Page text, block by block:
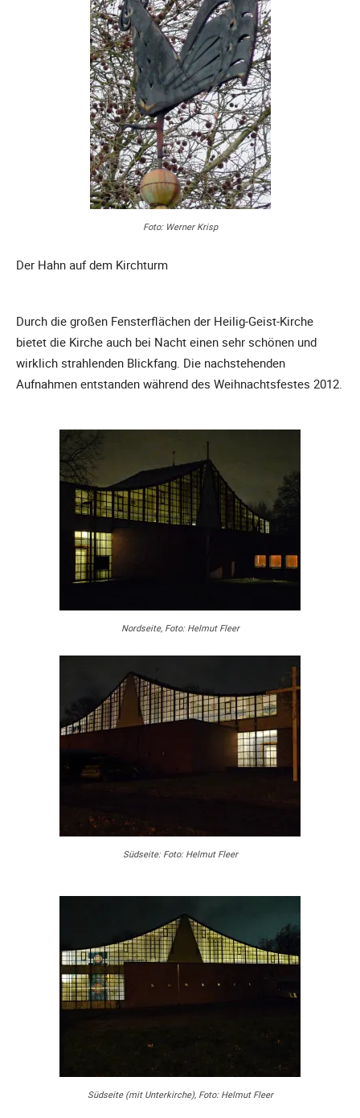
Foto: Werner Krisp
Der Hahn auf dem Kirchturm
Durch die großen Fensterflächen der Heilig-Geist-Kirche
bietet die Kirche auch bei Nacht einen sehr schönen und
wirklich strahlenden Blickfang. Die nachstehenden
Aufnahmen entstanden während des Weihnachtsfestes 2012.
Nordseite, Foto: Helmut Fleer
Südseite: Foto: Helmut Fleer
Südseite (mit Unterkirche), Foto: Helmut Fleer